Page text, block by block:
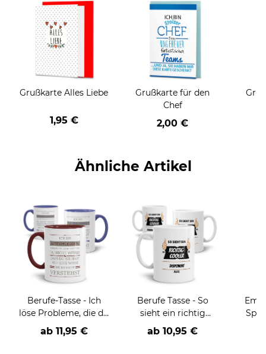
Grußkarte Alles Liebe
1,95 €
Grußkarte für den
Chef
2,00 €
Ähnliche Artikel
Berufe-Tasse - Ich
löse Probleme, die du
nicht verstehst -
verschiedene Berufe
ab 11,95 €
Berufe Tasse - So
sieht ein richtig
cooler -BERUF- aus
ab 10,95 €